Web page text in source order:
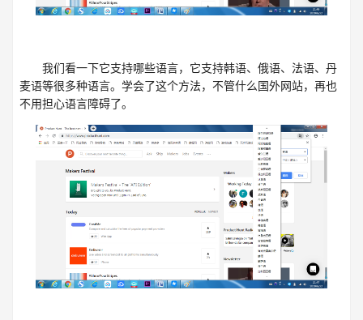
我们看一下它支持哪些语言，它支持韩语、俄语、法语、丹
麦语等很多种语言。学会了这个方法，不管什么国外网站，再也
不用担心语言障碍了。